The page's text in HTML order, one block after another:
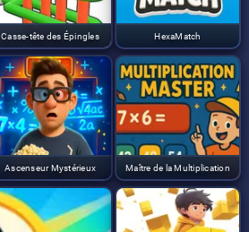
Casse-tête des Épingles HexaMatch
Ascenseur Mystérieux Maître de la Multiplication